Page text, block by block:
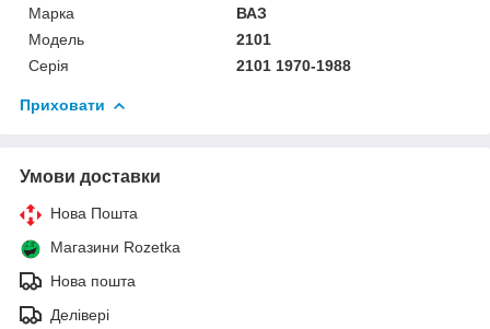
Марка
ВАЗ
Модель
2101
Серія
2101 1970-1988
Приховати
Умови доставки
Нова Пошта
Магазини Rozetka
Нова пошта
Делівері